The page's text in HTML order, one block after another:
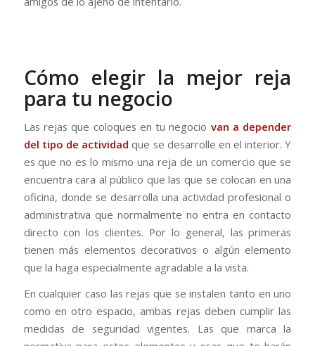
Cómo elegir la mejor reja
para tu negocio
Las rejas que coloques en tu negocio van a depender
del tipo de actividad que se desarrolle en el interior. Y
es que no es lo mismo una reja de un comercio que se
encuentra cara al público que las que se colocan en una
oficina, donde se desarrolla una actividad profesional o
administrativa que normalmente no entra en contacto
directo con los clientes. Por lo general, las primeras
tienen más elementos decorativos o algún elemento
que la haga especialmente agradable a la vista.
En cualquier caso las rejas que se instalen tanto en uno
como en otro espacio, ambas rejas deben cumplir las
medidas de seguridad vigentes. Las que marca la